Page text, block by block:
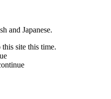
and Japanese.
site this time.